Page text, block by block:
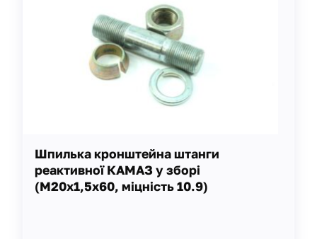
Шпилька кронштейна штанги
реактивної КАМАЗ у зборі
(М20х1,5х60, міцність 10.9)